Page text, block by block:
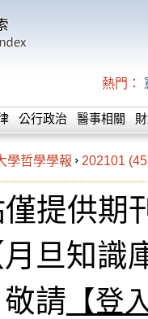
熱門：
公行政治 醫事相關
學哲學學報 202101
提供期
知識庫
請 【登